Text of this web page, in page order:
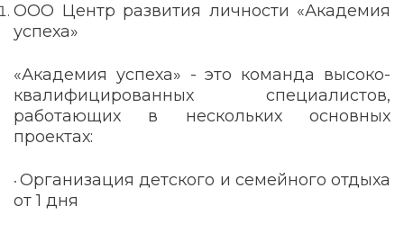
ООО Центр развития личности «Академия
успеха»
«Академия успеха» - это команда высоко-
квалифицированных специалистов,
работающих в нескольких основных
проектах:
•Организация детского и семейного отдыха
от 1 дня